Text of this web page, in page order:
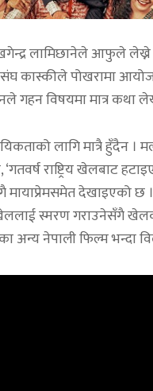
लामिछानेले आफुले लेख्ने
कास्कीले पोखरामा
गहन विषयमा मात्र कथा
लागि मात्रै हुँदैन
राष्ट्रिय खेलबाट
मायाप्रेमसमेत देखाइएको
स्मरण गराउनेसँगै
अन्य नेपाली फिल्म भन्दा